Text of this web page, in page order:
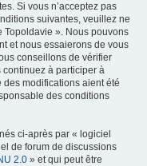
Si vous n’acceptez pas
suivantes, veuillez ne
Topoldavie ». Nous pouvons
et nous essaierons de vous
conseillons de vérifier
continuez à participer à
modifications aient été
des conditions
ci-après par « logiciel
de forum de discussions
2.0 » et qui peut être